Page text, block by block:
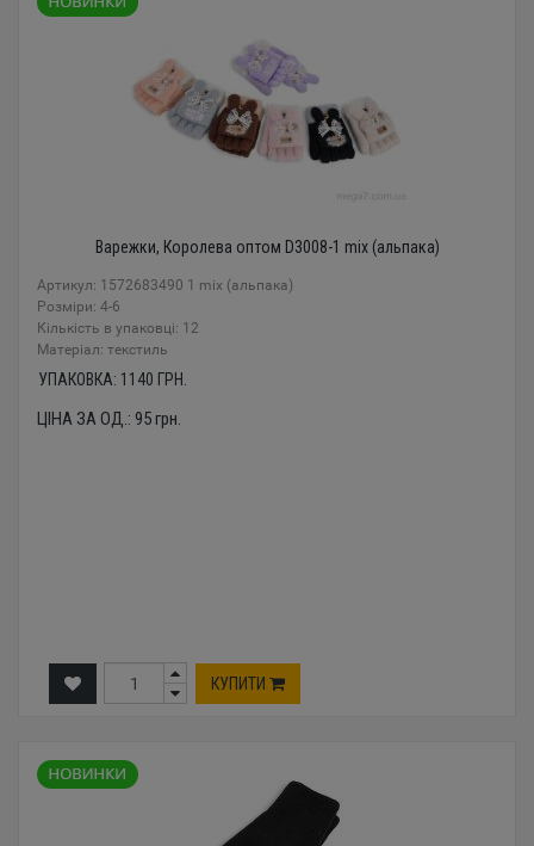
Варежки, Королева оптом D3008-1 mix (альпака)
Артикул: 1572683490 1 mix (альпака)
Розміри: 4-6
Кількість в упаковці: 12
Mатеріал: текстиль
УПАКОВКА: 1140 ГРН.
ЦІНА ЗА ОД.: 95грн.
КУПИТИ